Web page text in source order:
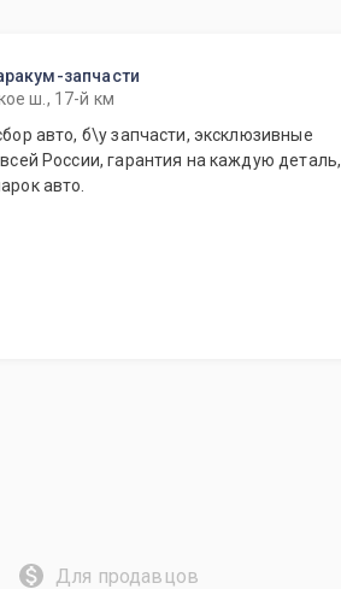
запчасти
ш., 17-й км
авто, б\у запчасти, эксклюзивные
России, гарантия на каждую деталь,
авто.
Для продавцов